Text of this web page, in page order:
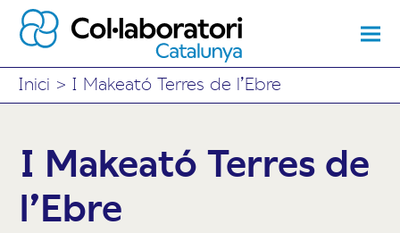
Inici > I Makeató Terres de l’Ebre
I Makeató Terres de
l’Ebre